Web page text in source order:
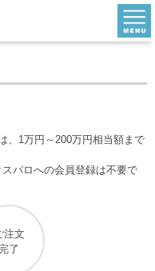
、1万円～200万円相当額まで
パロへの会員登録は不要で
注文
了